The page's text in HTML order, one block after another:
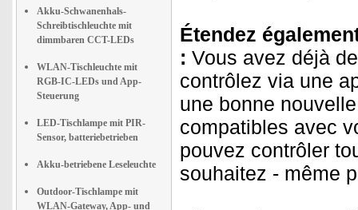
Akku-Schwanenhals-
Schreibtischleuchte mit
dimmbaren CCT-LEDs
WLAN-Tischleuchte mit
RGB-IC-LEDs und App-
Steuerung
LED-Tischlampe mit PIR-
Sensor, batteriebetrieben
Akku-betriebene Leseleuchte
Outdoor-Tischlampe mit
WLAN-Gateway, App- und
Étendez
: Vous avez déjà
contrôlez via une
une bonne
compatibles avec
pouvez contrôler
souhaitez - même